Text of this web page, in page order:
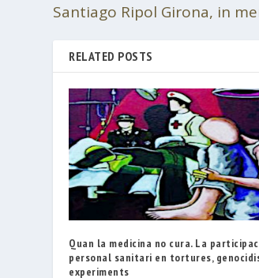
Santiago Ripol Girona, in
RELATED POSTS
Quan la medicina no cura. La
personal sanitari en tortures,
experiments